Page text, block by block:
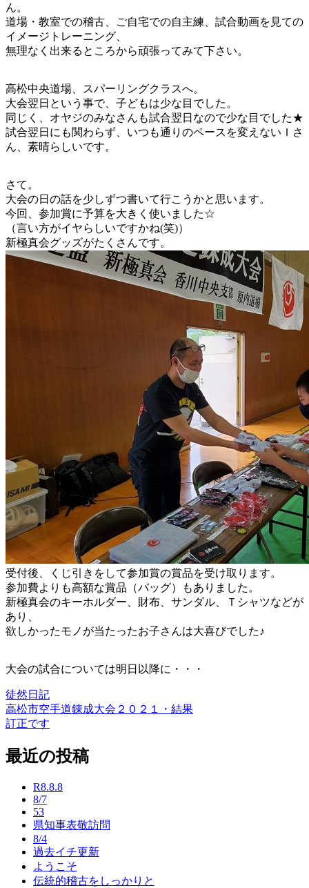
ん。
道場・教室での稽古、ご自宅での自主練、試合動画を見ての
イメージトレーニング、
無理なく出来るところから頑張ってみて下さい。
高松中央道場、スパーリングクラスへ。
大会翌日という事で、子どもは少な目でした。
同じく、オヤジのみなさんも試合翌日なので少な目でした★
試合翌日にも関わらず、いつも通りのペースを変えないＩさ
ん、素晴らしいです。
さて。
大会の日の話を少しずつ書いて行こうかと思います。
今回、参加賞に予算を大きく使いました☆
（言い方がイヤらしいですかね(笑)）
新極真会グッズがたくさんです。
受付後、くじ引きをして参加賞の賞品を受け取ります。
参加費よりも高額な賞品（バッグ）もありました。
新極真会のキーホルダー、財布、サンダル、Ｔシャツなどが
あり、
欲しかったモノが当たったお子さんは大喜びでした♪
大会の試合については明日以降に・・・
徒然日記
投
稿
ナ
高松市空手道錬成大会２０２１・結果
訂正です
最近の投稿
R8.8.8
8/7
53
県知事表敬訪問
8/4
過去イチ更新
ようこそ
伝統的稽古をしっかりと